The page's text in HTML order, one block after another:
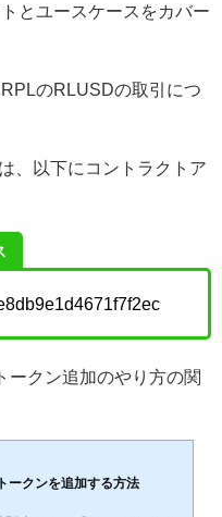
とユースケースをカバー
のRLUSDの取引につ
、以下にコントラクトア
ークン追加のやり方の関
ークンを追加する方法